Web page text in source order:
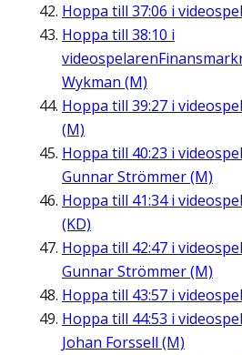
Hoppa till 37:06 i
Hoppa till 38:10 i
videospelaren
Wykman (M)
Hoppa till 39:27 i
(M)
Hoppa till 40:23 i
Gunnar Strömmer (M)
Hoppa till 41:34i
(KD)
Hoppa till 42:47 i
Gunnar Strömmer (M)
Hoppa till 43:57 i
Hoppa till 44:53 i
Johan Forssell (M)